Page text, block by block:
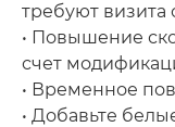
требуют визита
• Повышение
счет
• Временное
• Добавьте